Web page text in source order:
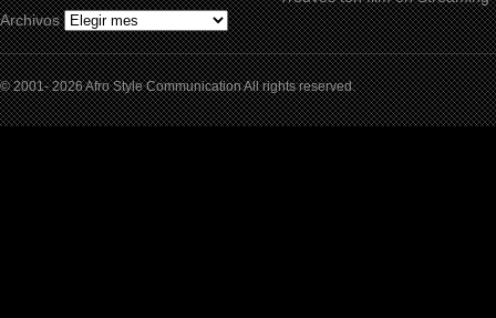
Archivos
© 2001- 2026 Afro Style Communication All rights reserved.